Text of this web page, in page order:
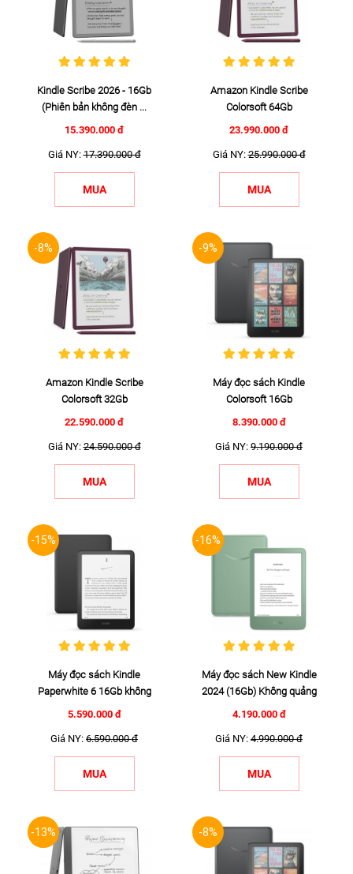
Kindle Scribe 2026 - 16Gb
(Phiên bản không đèn ...
15.390.000 đ
Giá NY:17.390.000 đ
MUA
Amazon Kindle Scribe
Colorsoft 64Gb
23.990.000 đ
Giá NY:25.990.000 đ
MUA
-8%
Amazon Kindle Scribe
Colorsoft 32Gb
22.590.000 đ
Giá NY:24.590.000 đ
MUA
-9%
Máy đọc sách Kindle
Colorsoft 16Gb
8.390.000 đ
Giá NY: 9.190.000 đ
MUA
-15%
Máy đọc sách Kindle
Paperwhite 6 16Gb không
quảng ...
5.590.000 đ
Giá NY: 6.590.000 đ
MUA
-16%
Máy đọc sách New Kindle
2024 (16Gb) Không quảng
...
4.190.000 đ
Giá NY: 4.990.000 đ
MUA
-13% -8%